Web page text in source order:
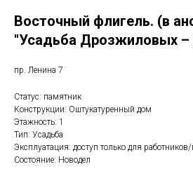
Восточный флигель. (в
"Усадьба Дрозжиловых –
пр. Ленина 7
Статус: памятник
Конструкции: Оштукатуренный дом
Этажность: 1
Тип: Усадьба
Эксплуатация: доступ только для
Состояние: Новодел